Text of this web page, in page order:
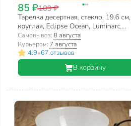
85 ₽109 ₽
Тарелка десертная, стекло, 19.6 см,
круглая, Eclipse Ocean, Luminarc,
H0246/L5080
Самовывоз: 8 августа
Курьером: 7 августа
4.9•67 отзывов
В корзину